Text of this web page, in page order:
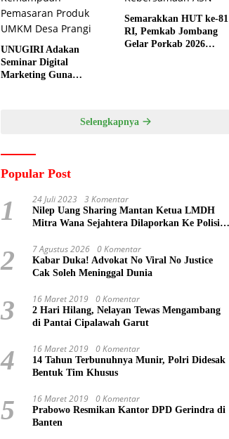
UNUGIRI Adakan
Seminar Digital
Marketing Guna
Semarakkan HUT ke-81
RI, Pemkab Jombang
Gelar Porkab 2026
Selengkapnya
Popular Post
1 24 Juli 2023 3 Komentar
Nilep Uang Sharing Mantan Ketua LMDH
Mitra Wana Sejahtera Dilaporkan Ke Polisi
2 7 Agustus 2026 0 Komentar
Kabar Duka! Advokat No Viral No Justice
Cak Soleh Meninggal Dunia
3 16 Maret 2019 0 Komentar
2 Hari Hilang, Nelayan Tewas Mengambang
di Pantai Cipalawah Garut
4 16 Maret 2019 0 Komentar
14 Tahun Terbunuhnya Munir, Polri Didesak
Bentuk Tim Khusus
5 16 Maret 2019 0 Komentar
Prabowo Resmikan Kantor DPD Gerindra di
Banten